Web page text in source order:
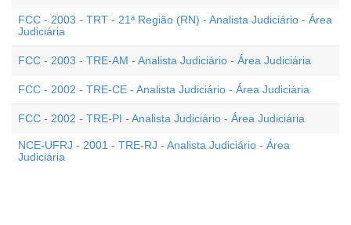
FCC - 2003 - TRT - 21ª Região (RN) - Analista Judiciário - Área
Judiciária
FCC - 2003 - TRE-AM - Analista Judiciário - Área Judiciária
FCC - 2002 - TRE-CE - Analista Judiciário - Área Judiciária
FCC - 2002 - TRE-PI - Analista Judiciário - Área Judiciária
NCE-UFRJ - 2001 - TRE-RJ - Analista Judiciário - Área
Judiciária